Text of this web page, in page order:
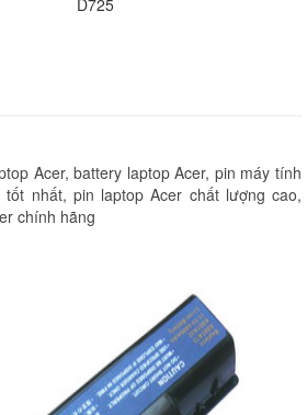
D725
Acer, battery laptop Acer, pin máy tính
nhất, pin laptop Acer chất lượng cao,
chính hãng